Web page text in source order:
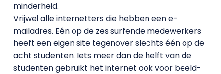
minderheid.
Vrijwel alle internetters die hebben een e-
mailadres. Eén op de zes surfende medewerkers
heeft een eigen site tegenover slechts één op de
acht studenten. Iets meer dan de helft van de
studenten gebruikt het internet ook voor beeld-